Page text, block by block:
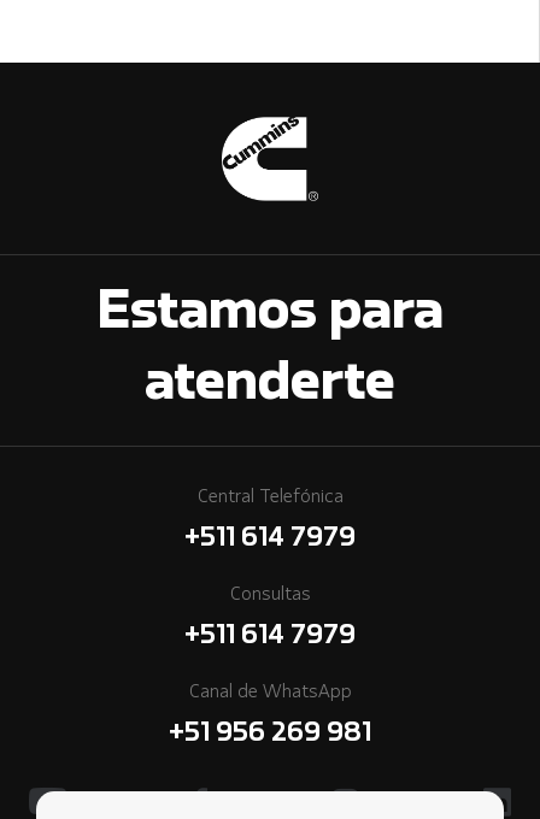
Estamos para
atenderte
Central Telefónica
+511 614 7979
Consultas
+511 614 7979
Canal de WhatsApp
+51 956 269 981